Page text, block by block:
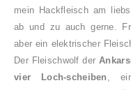
mein Hackfleisch am
ab und zu auch gerne.
aber ein elektrischer
Der Fleischwolf der
vier Loch-scheiben ,